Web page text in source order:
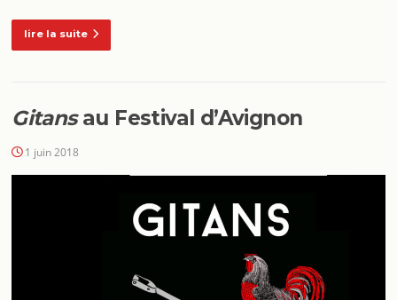
lire la suite
Gitansau Festival d’Avignon
1 juin 2018